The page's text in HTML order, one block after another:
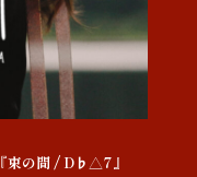
束の間 / D♭△7』